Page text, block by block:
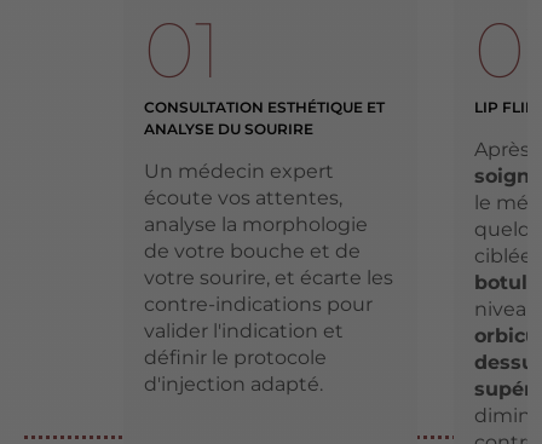
01
CONSULTATION ESTHÉTIQUE ET
ANALYSE DU SOURIRE
Un médecin expert
écoute vos attentes,
analyse la morphologie
de votre bouche et de
votre sourire, et écarte les
contre-indications pour
valider l'indication et
définir le protocole
d'injection adapté.
LIP FLIP
Après
le